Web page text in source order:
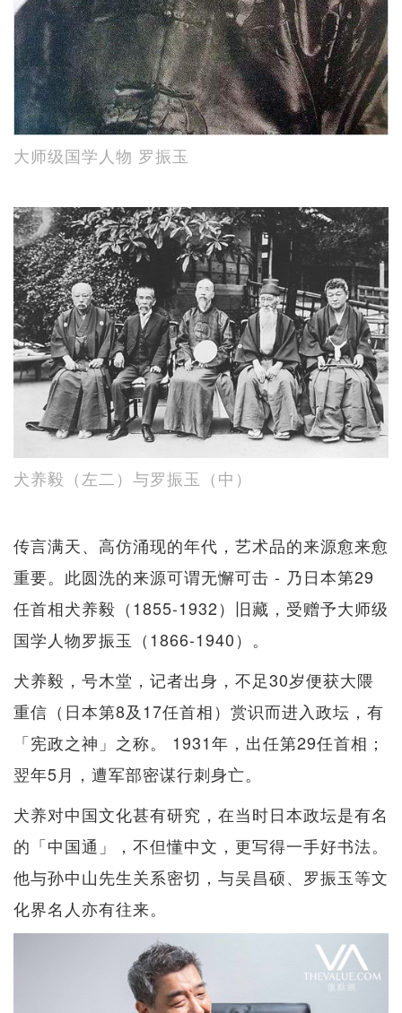
大师级国学人物 罗振玉
犬养毅（左二）与罗振玉（中）
传言满天、高仿涌现的年代，艺术品的来源愈来愈
重要。此圆洗的来源可谓无懈可击 - 乃日本第29
任首相犬养毅（1855-1932）旧藏，受赠予大师级
国学人物罗振玉（1866-1940）。
犬养毅，号木堂，记者出身，不足30岁便获大隈
重信（日本第8及17任首相）赏识而进入政坛，有
「宪政之神」之称。 1931年，出任第29任首相；
翌年5月，遭军部密谋行刺身亡。
犬养对中国文化甚有研究，在当时日本政坛是有名
的「中国通」，不但懂中文，更写得一手好书法。
他与孙中山先生关系密切，与吴昌硕、罗振玉等文
化界名人亦有往来。